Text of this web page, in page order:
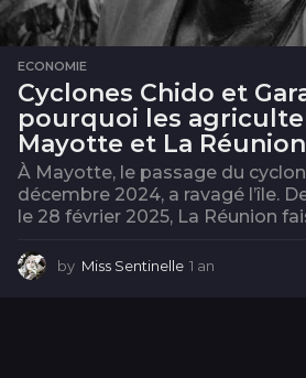
ECONOMIE
Cyclones Chido et
pourquoi les
Mayotte et La
À Mayotte, le passage du
décembre 2024, a ravagé l’île.
le 28 février 2025, La Réunion
by Miss Sentinelle 1 an